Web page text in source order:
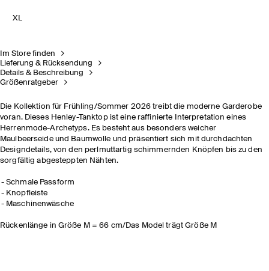
XL
Im Store finden
Lieferung & Rücksendung
Details & Beschreibung
Größenratgeber
Die Kollektion für Frühling/Sommer 2026 treibt die moderne Garderobe
voran. Dieses Henley-Tanktop ist eine raffinierte Interpretation eines
Herrenmode-Archetyps. Es besteht aus besonders weicher
Maulbeerseide und Baumwolle und präsentiert sich mit durchdachten
Designdetails, von den perlmuttartig schimmernden Knöpfen bis zu den
sorgfältig abgesteppten Nähten.
Schmale Passform
Knopfleiste
Maschinenwäsche
Rückenlänge in Größe M = 66 cm/Das Model trägt Größe M